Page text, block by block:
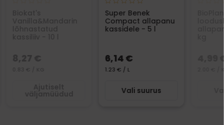
Super Benek
Compact allapanu
kassidele - 5 l
6,14 €
1.23 € / L
Vali suurus
4,99
2.00 € /